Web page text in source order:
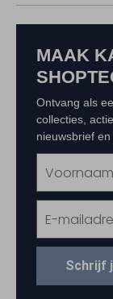
MAAK
Ontvang als
collecties,
nieuwsbrief
Schrijf